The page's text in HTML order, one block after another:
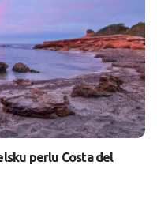
perlu Costa del